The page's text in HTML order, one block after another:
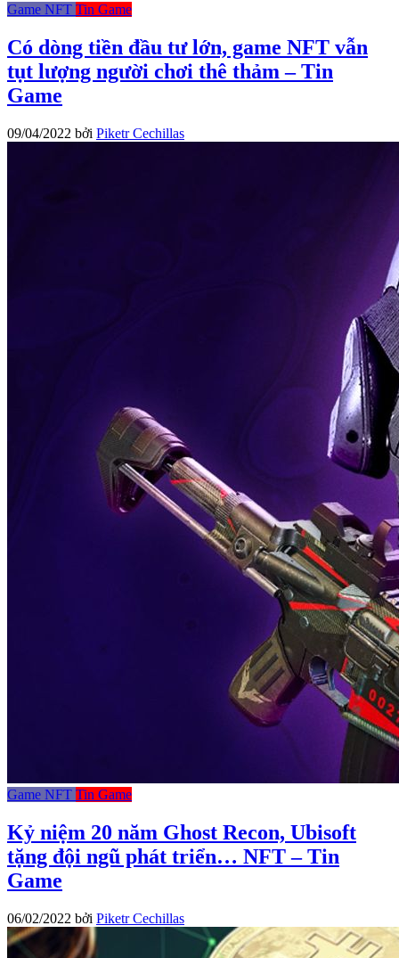
Game NFT Tin Game
Có dòng tiền đầu tư lớn, game NFT vẫn
tụt lượng người chơi thê thảm – Tin
Game
09/04/2022 bởi Piketr Cechillas
Game NFT Tin Game
Kỷ niệm 20 năm Ghost Recon, Ubisoft
tặng đội ngũ phát triển… NFT – Tin
Game
06/02/2022 bởi Piketr Cechillas